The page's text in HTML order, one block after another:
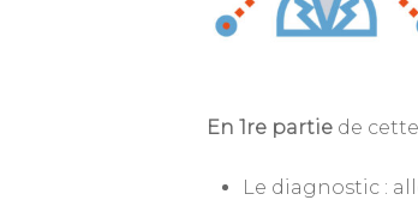
En 1re partie de
Le diagnostic :